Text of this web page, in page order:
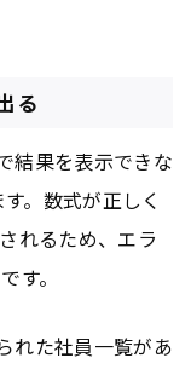
る
結果を表示できな
。数式が正しく
れるため、エラ
す。
れた社員一覧があ